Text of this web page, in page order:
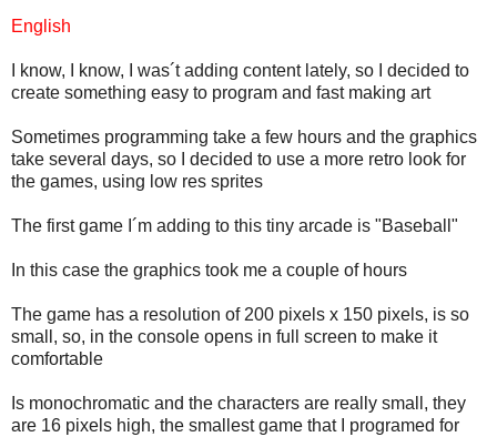
English
I know, I know, I was´t adding content lately, so I decided to
create something easy to program and fast making art
Sometimes programming take a few hours and the graphics
take several days, so I decided to use a more retro look for
the games, using low res sprites
The first game I´m adding to this tiny arcade is "Baseball"
In this case the graphics took me a couple of hours
The game has a resolution of 200 pixels x 150 pixels, is so
small, so, in the console opens in full screen to make it
comfortable
Is monochromatic and the characters are really small, they
are 16 pixels high, the smallest game that I programed for